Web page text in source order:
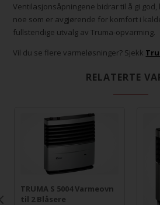
Ventilasjonsåpningene bidrar til å gi
noe som er avgjørende for komfort i
fullstendige utvalg av Truma-opvarming.
Vil du se flere varmeløsninger? Sjekk
RELATERTE
TRUMA S 5004 Varmeovn
til 2 Blåsere